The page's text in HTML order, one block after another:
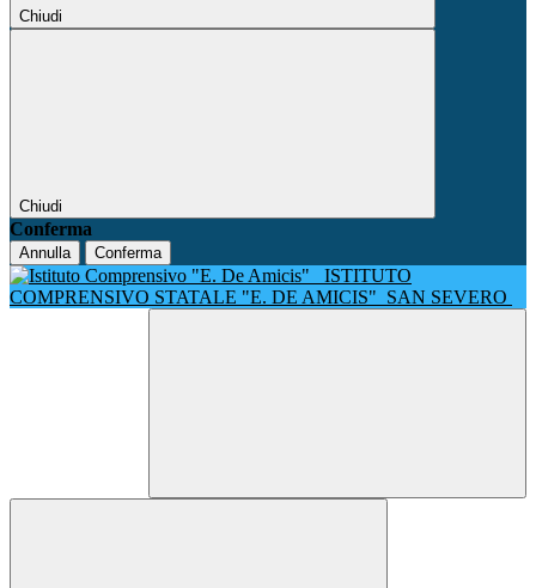
Chiudi
Chiudi
Conferma
Annulla Conferma
ISTITUTO
COMPRENSIVO STATALE "E. DE AMICIS" SAN SEVERO